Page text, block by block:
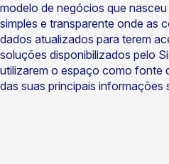
modelo de negócios que
simples e transparente onde as
dados atualizados para terem
soluções disponibilizados pelo
utilizarem o espaço como fonte
das suas principais informações